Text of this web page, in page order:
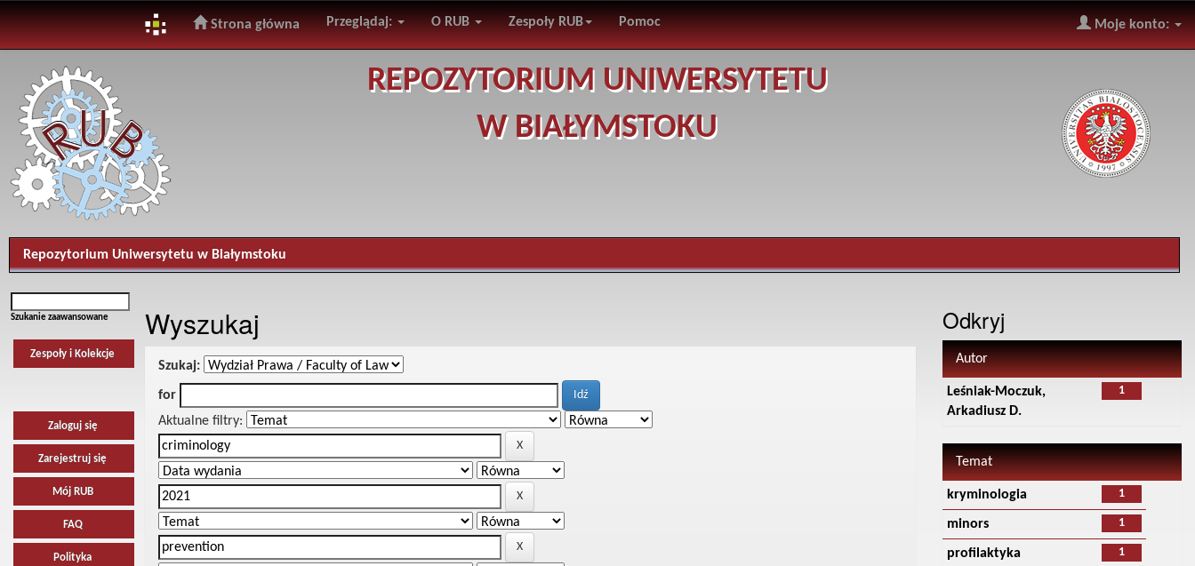
navigation
Strona główna Przeglądaj: O RUB Zespoły RUB Pomoc Moje konto:
REPOZYTORIUM UNIWERSYTETU
W BIAŁYMSTOKU
Repozytorium Uniwersytetu w Białymstoku
Szukanie zaawansowane
Zespoły i Kolekcje
Zaloguj się
Zarejestruj się
Mój RUB
FAQ
Polityka
Wyszukaj
Szukaj:
for
Aktualne filtry:
Odkryj
Autor
1
Leśniak-Moczuk,
Arkadiusz D.
Temat
1
kryminologia
1
minors
1
profilaktyka